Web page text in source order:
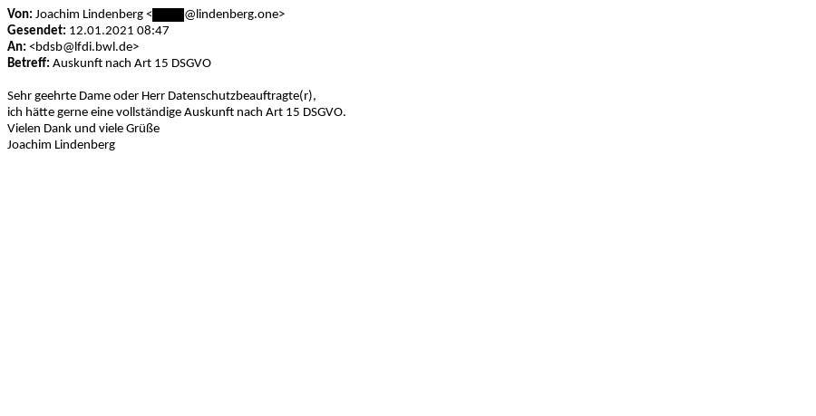
Von: Joachim Lindenberg <
@lindenberg.one>
Gesendet: 12.01.2021 08:47
An: <bdsb@lfdi.bwl.de>
Betreff: Auskunft nach Art 15 DSGVO
Sehr geehrte Dame oder Herr Datenschutzbeauftragte(r),
ich hätte gerne eine vollständige Auskunft nach Art 15 DSGVO.
Vielen Dank und viele Grüße
Joachim Lindenberg